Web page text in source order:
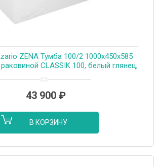
ZENA Тумба 100/2 1000х450х585
CLASSIK 100, белый глянец,
43 900 ₽
В КОРЗИНУ